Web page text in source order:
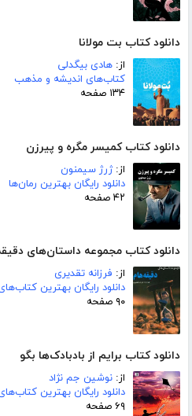
دانلود کتاب بت مولانا
از: هادی بیگدلی
کتاب‌های اندیشه و مذهب
۱۳۴ صفحه
دانلود کتاب کمیسر مگره و پیرزن
از:ژرژ سیمنون
دانلود رایگان بهترین رمان‌ها
۴۲ صفحه
دانلود کتاب مجموعه داستان‌های
از: فرزانه تقدیری
دانلود رایگان بهترین
۹۰ صفحه
دانلود کتاب برایم از بادبادک‌ها بگو
از: نوشین جم نژاد
دانلود رایگان بهترین
۶۹ صفحه